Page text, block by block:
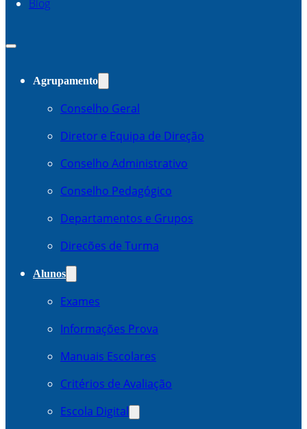
Blog
Agrupamento
Conselho Geral
Diretor e Equipa de Direção
Conselho Administrativo
Conselho Pedagógico
Departamentos e Grupos
Direcões de Turma
Alunos
Exames
Informações Prova
Manuais Escolares
Critérios de Avaliação
Escola Digital